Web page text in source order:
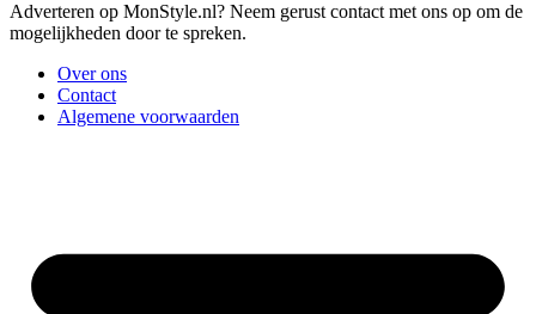
Adverteren op MonStyle.nl? Neem gerust contact met ons op om de
mogelijkheden door te spreken.
Over ons
Contact
Algemene voorwaarden